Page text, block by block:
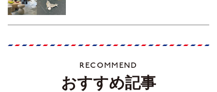
RECOMMEND
おすすめ記事